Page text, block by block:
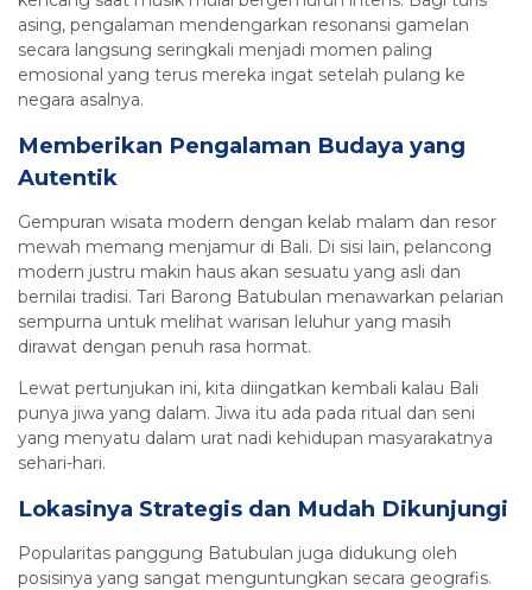
asing, pengalaman mendengarkan resonansi gamelan
secara langsung seringkali menjadi momen paling
emosional yang terus mereka ingat setelah pulang ke
negara asalnya.
Memberikan Pengalaman Budaya yang
Autentik
Gempuran wisata modern dengan kelab malam dan resor
mewah memang menjamur di Bali. Di sisi lain, pelancong
modern justru makin haus akan sesuatu yang asli dan
bernilai tradisi. Tari Barong Batubulan menawarkan pelarian
sempurna untuk melihat warisan leluhur yang masih
dirawat dengan penuh rasa hormat.
Lewat pertunjukan ini, kita diingatkan kembali kalau Bali
punya jiwa yang dalam. Jiwa itu ada pada ritual dan seni
yang menyatu dalam urat nadi kehidupan masyarakatnya
sehari-hari.
Lokasinya Strategis dan Mudah Dikunjungi
Popularitas panggung Batubulan juga didukung oleh
posisinya yang sangat menguntungkan secara geografis.